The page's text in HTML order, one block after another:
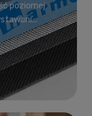
poziomej